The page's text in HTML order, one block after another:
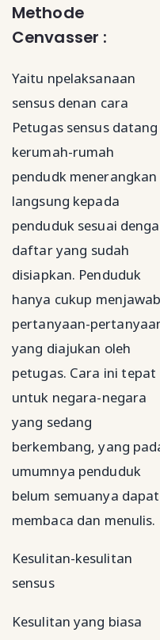
Methode
Cenvasser :
Yaitu npelaksanaan
sensus denan cara
Petugas sensus datang
kerumah-rumah
pendudk menerangkan
langsung kepada
penduduk sesuai
daftar yang sudah
disiapkan. Penduduk
hanya cukup menjawab
pertanyaan-
yang diajukan oleh
petugas. Cara ini tepat
untuk negara-negara
yang sedang
berkembang, yang
umumnya penduduk
belum semuanya dapat
membaca dan menulis.
Kesulitan-kesulitan
sensus
Kesulitan yang biasa